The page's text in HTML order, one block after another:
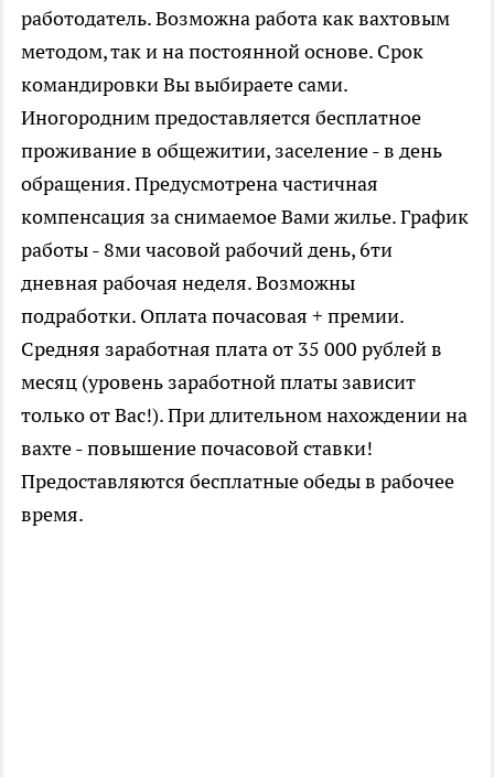
работодатель. Возможна работа как вахтовым
методом, так и на постоянной основе. Срок
командировки Вы выбираете сами.
Иногородним предоставляется бесплатное
проживание в общежитии, заселение - в день
обращения. Предусмотрена частичная
компенсация за снимаемое Вами жилье. График
работы - 8ми часовой рабочий день, 6ти
дневная рабочая неделя. Возможны
подработки. Оплата почасовая + премии.
Средняя заработная плата от 35 000 рублей в
месяц (уровень заработной платы зависит
только от Вас!). При длительном нахождении на
вахте - повышение почасовой ставки!
Предоставляются бесплатные обеды в рабочее
время.